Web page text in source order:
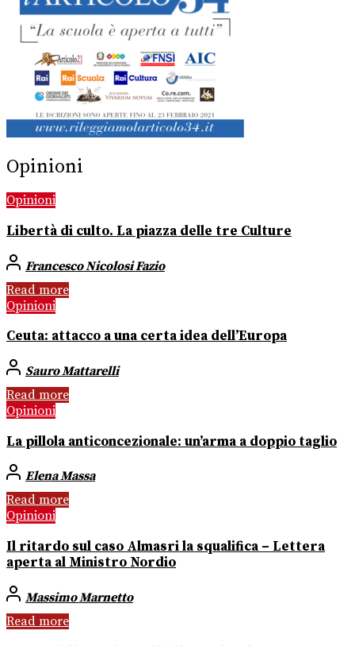
Opinioni
Opinioni
Libertà di culto. La piazza delle tre Culture
Francesco Nicolosi Fazio
Read more
Opinioni
Ceuta: attacco a una certa idea dell’Europa
Sauro Mattarelli
Read more
Opinioni
La pillola anticoncezionale: un’arma a doppio taglio
Elena Massa
Read more
Opinioni
Il ritardo sul caso Almasri la squalifica – Lettera
aperta al Ministro Nordio
Massimo Marnetto
Read more